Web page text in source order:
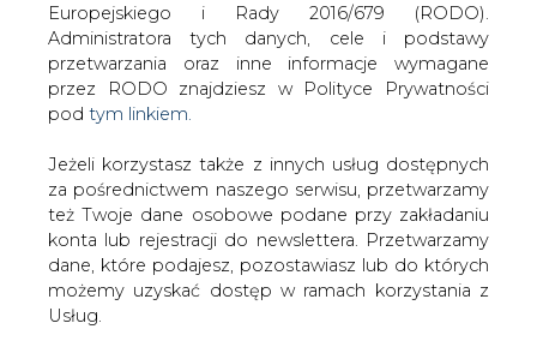
WŁĄCZ CIRE.TV
Europejskiego i Rady 2016/679 (RODO).
Administratora tych danych, cele i podstawy
przetwarzania oraz inne informacje wymagane
przez RODO znajdziesz w Polityce Prywatności
pod tym linkiem.
Jeżeli korzystasz także z innych usług dostępnych
za pośrednictwem naszego serwisu, przetwarzamy
też Twoje dane osobowe podane przy zakładaniu
konta lub rejestracji do newslettera. Przetwarzamy
dane, które podajesz, pozostawiasz lub do których
możemy uzyskać dostęp w ramach korzystania z
Usług.
Strona główna RYNEK PALIW
Analitycy: segment
rafineryjny obciąży wyniki Orlenu za trzeci kwartał
2013-10-22 00:00